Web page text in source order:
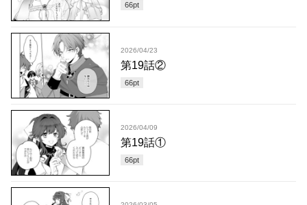
66pt
2026/04/23
第19話②
66pt
2026/04/09
第19話①
66pt